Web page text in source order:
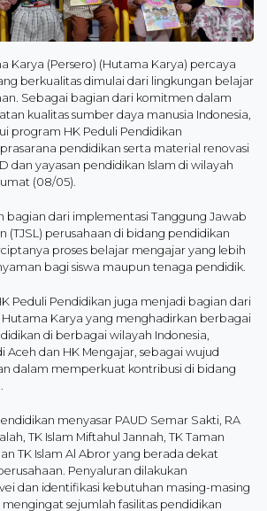
Karya (Persero) (Hutama Karya) percaya
berkualitas dimulai dari lingkungan belajar
Sebagai bagian dari komitmen dalam
kualitas sumber daya manusia Indonesia,
program HK Peduli Pendidikan
pendidikan serta material renovasi
dan yayasan pendidikan Islam di wilayah
(08/05).
bagian dari implementasi Tanggung Jawab
(TJSL) perusahaan di bidang pendidikan
proses belajar mengajar yang lebih
bagi siswa maupun tenaga pendidik.
Peduli Pendidikan juga menjadi bagian dari
Hutama Karya yang menghadirkan berbagai
di berbagai wilayah Indonesia,
Aceh dan HK Mengajar, sebagai wujud
dalam memperkuat kontribusi di bidang
menyasar PAUD Semar Sakti, RA
TK Islam Miftahul Jannah, TK Taman
TK Islam Al Abror yang berada dekat
Penyaluran dilakukan
dan identifikasi kebutuhan masing-masing
mengingat sejumlah fasilitas pendidikan